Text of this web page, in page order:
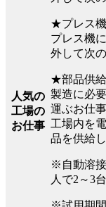
人気の
工場の
お仕事
★プレス
プレス機
外して次
★部品供
製造に必
運ぶお仕事
工場内を
品を供給し
※自動溶
人で2～3